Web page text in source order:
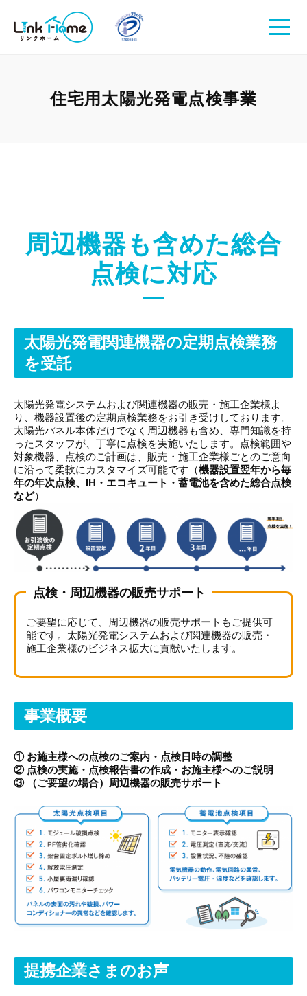
住宅用太陽光発電点検事業
周辺機器も含めた総合
点検に対応
太陽光発電関連機器の定期点検業務
を受託
太陽光発電システムおよび関連機器の販売・施工企業様よ
り、機器設置後の定期点検業務をお引き受けしております。
太陽光パネル本体だけでなく周辺機器も含め、専門知識を持
ったスタッフが、丁寧に点検を実施いたします。点検範囲や
対象機器、点検のご計画は、販売・施工企業様ごとのご意向
に沿って柔軟にカスタマイズ可能です（機器設置翌年から毎
年の年次点検、IH・エコキュート・蓄電池を含めた総合点検
など）
点検・周辺機器の販売サポート
ご要望に応じて、周辺機器の販売サポートもご提供可
能です。太陽光発電システムおよび関連機器の販売・
施工企業様のビジネス拡大に貢献いたします。
事業概要
① お施主様への点検のご案内・点検日時の調整
② 点検の実施・点検報告書の作成・お施主様へのご説明
③ （ご要望の場合）周辺機器の販売サポート
提携企業さまのお声